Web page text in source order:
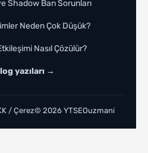
Shadow Ban Sorunları
Neden Çok Düşük?
Nasıl Çözülür?
yazıları →
/ Çerez© 2026 YTSEOuzmani